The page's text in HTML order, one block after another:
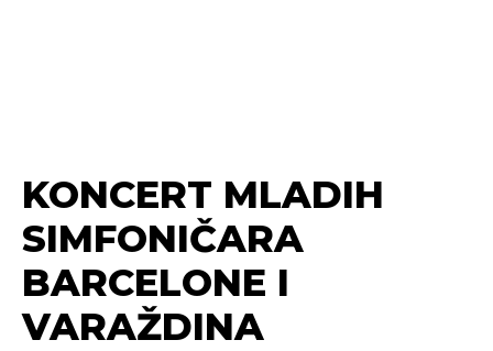
KONCERT MLADIH
SIMFONIČARA
BARCELONE I
VARAŽDINA